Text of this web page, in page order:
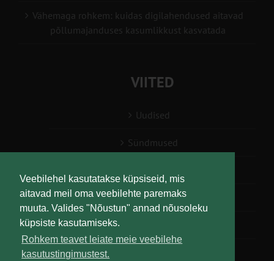
Veebilehel kasutatakse küpsiseid, mis
aitavad meil oma veebilehte paremaks
muuta. Valides "Nõustun" annad nõusoleku
küpsiste kasutamiseks.
Rohkem teavet leiate meie veebilehe
kasutustingimustest.
Vähemaga rohkem: kuidas digilahendused aitavad
põllumajanduses kasumlikkust kasvatada
VIITED
Uudised
Sündmused
Teabesalv
Liitu uudiskirjaga